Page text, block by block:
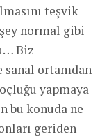
teşvik
normal gibi
Biz
sanal ortamdan
yapmaya
bu konuda ne
geriden